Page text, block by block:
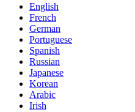
English
French
German
Portuguese
Spanish
Russian
Japanese
Korean
Arabic
Irish